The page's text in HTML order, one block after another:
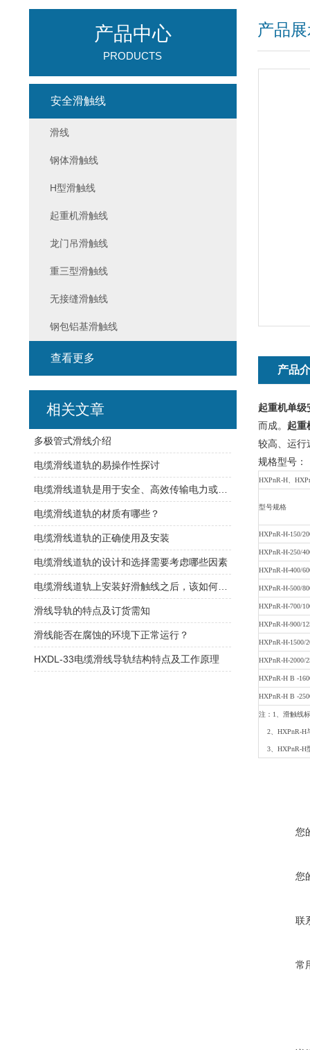
产品
产品
起重机单级
而成。 起重
较高、运行
规格型号：
HXPnR-H、
型号规格
HXPnR-H-150/
HXPnR-H-250/
HXPnR-H-400/
HXPnR-H-500/
HXPnR-H-700/
HXPnR-H-900/
HXPnR-H-1500/
HXPnR-H-2000/
HXPnR-H B -
HXPnR-H B -
注：1、滑触线
2、HXPnR-H
3、HXPnR-H
您
您
联
常
产品中心
PRODUCTS
安全滑触线
滑线
钢体滑触线
H型滑触线
起重机滑触线
龙门吊滑触线
重三型滑触线
无接缝滑触线
钢包铝基滑触线
查看更多
相关文章
​多极管式滑线介绍
电缆滑线道轨的易操作性探讨
电缆滑线道轨的材质有哪些？
电缆滑线道轨的正确使用及安装
电缆滑线道轨的设计和选择需要考虑哪些因素
滑线导轨的特点及订货需知
滑线能否在腐蚀的环境下正常运行？
HXDL-33电缆滑线导轨结构特点及工作原理